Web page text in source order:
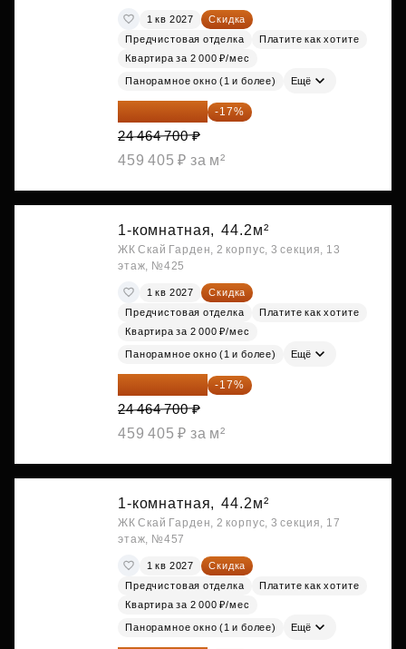
1 кв 2027
Скидка
Предчистовая отделка
Платите как хотите
Квартира за 2 000 ₽/мес
Панорамное окно (1 и более) Ещё
20 305 701 ₽ -17%
24 464 700 ₽
459 405 ₽ за м²
1-комнатная, 44.2м²
ЖК Скай Гарден, 2 корпус, 3 секция, 13
этаж, №425
1 кв 2027
Скидка
Предчистовая отделка
Платите как хотите
Квартира за 2 000 ₽/мес
Панорамное окно (1 и более) Ещё
20 305 701 ₽ -17%
24 464 700 ₽
459 405 ₽ за м²
1-комнатная, 44.2м²
ЖК Скай Гарден, 2 корпус, 3 секция, 17
этаж, №457
1 кв 2027
Скидка
Предчистовая отделка
Платите как хотите
Квартира за 2 000 ₽/мес
Панорамное окно (1 и более) Ещё